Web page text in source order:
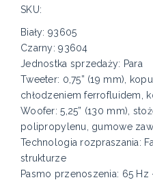
SKU:
Biały: 93605
Czarny: 93604
Jednostka sprzedaży: Para
Tweeter: 0,75” (19 mm),
chłodzeniem ferrofluidem,
Woofer: 5,25” (130 mm),
polipropylenu, gumowe
Technologia rozpraszania:
strukturze
Pasmo przenoszenia: 65 Hz